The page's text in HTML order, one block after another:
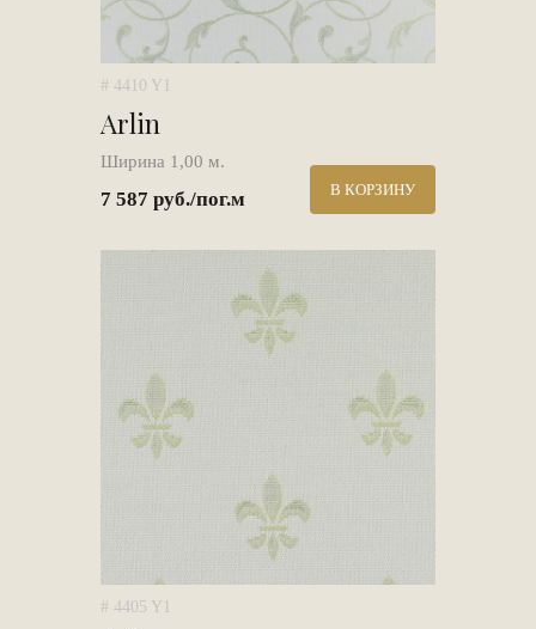
# 4410 Y1
Arlin
Ширина 1,00 м.
7 587 руб./пог.м В КОРЗИНУ
# 4405 Y1